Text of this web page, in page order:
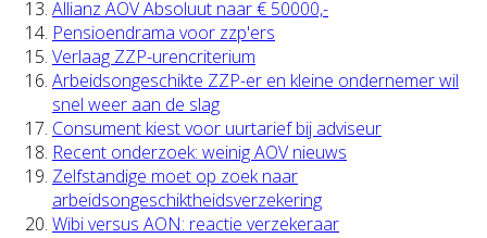
Allianz AOV Absoluut naar € 50000,-
Pensioendrama voor zzp'ers
Verlaag ZZP-urencriterium
Arbeidsongeschikte ZZP-er en kleine ondernemer wil
snel weer aan de slag
Consument kiest voor uurtarief bij adviseur
Recent onderzoek: weinig AOV nieuws
Zelfstandige moet op zoek naar
arbeidsongeschiktheidsverzekering
Wibi versus AON: reactie verzekeraar